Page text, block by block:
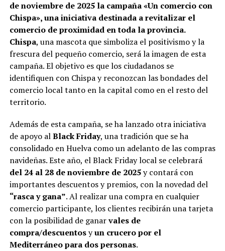
de noviembre de 2025 la campaña «Un comercio con
Chispa», una iniciativa destinada a revitalizar el
comercio de proximidad en toda la provincia.
Chispa, una mascota que simboliza el positivismo y la
frescura del pequeño comercio, será la imagen de esta
campaña. El objetivo es que los ciudadanos se
identifiquen con Chispa y reconozcan las bondades del
comercio local tanto en la capital como en el resto del
territorio.
Además de esta campaña, se ha lanzado otra iniciativa
de apoyo alBlack Friday, una tradición que se ha
consolidado en Huelva como un adelanto de las compras
navideñas. Este año, el Black Friday local se celebrará
del 24 al 28 de noviembre de 2025y contará con
importantes descuentos y premios, con la novedad del
“rasca y gana”. Al realizar una compra en cualquier
comercio participante, los clientes recibirán una tarjeta
con la posibilidad de ganarvales de
compra/descuentosyun crucero por el
Mediterráneo para dos personas.